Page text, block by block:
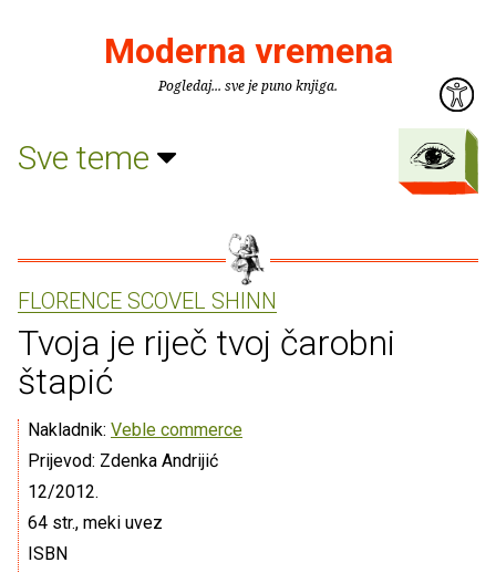
Moderna vremena
Pogledaj... sve je puno knjiga.
Sve teme
FLORENCE SCOVEL SHINN
Tvoja je riječ tvoj čarobni
štapić
Nakladnik: Veble commerce
Prijevod: Zdenka Andrijić
12/2012.
64 str., meki uvez
ISBN